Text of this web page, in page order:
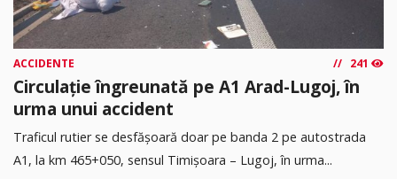
ACCIDENTE 241
Circulație îngreunată pe A1 Arad-Lugoj, în
urma unui accident
Traficul rutier se desfășoară doar pe banda 2 pe autostrada
A1, la km 465+050, sensul Timişoara – Lugoj, în urma...